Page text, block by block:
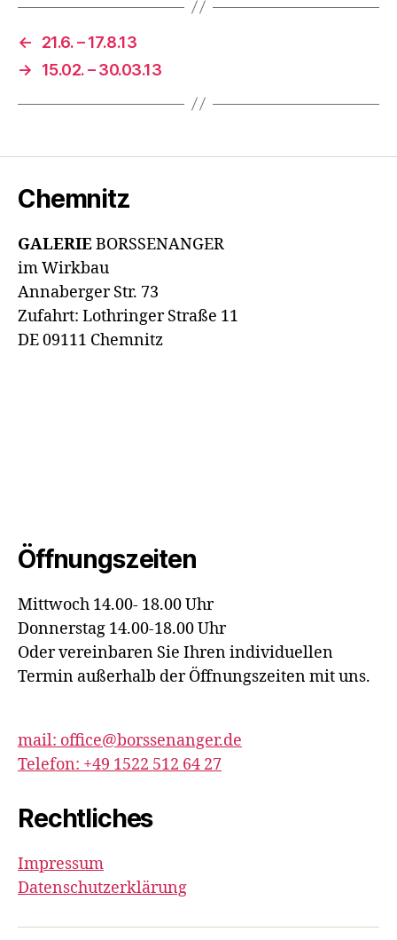
←
21.6. – 17.8.13
→
15.02. – 30.03.13
Chemnitz
GALERIEBORSSENANGER
im Wirkbau
Annaberger Str. 73
Zufahrt: Lothringer Straße 11
DE 09111 Chemnitz
Öffnungszeiten
Mittwoch 14.00- 18.00 Uhr
Donnerstag 14.00-18.00 Uhr
Oder vereinbaren Sie Ihren individuellen
Termin außerhalb der Öffnungszeiten mit uns.
mail: office@borssenanger.de
Telefon: +49 1522 512 64 27
Rechtliches
Impressum
Datenschutzerklärung